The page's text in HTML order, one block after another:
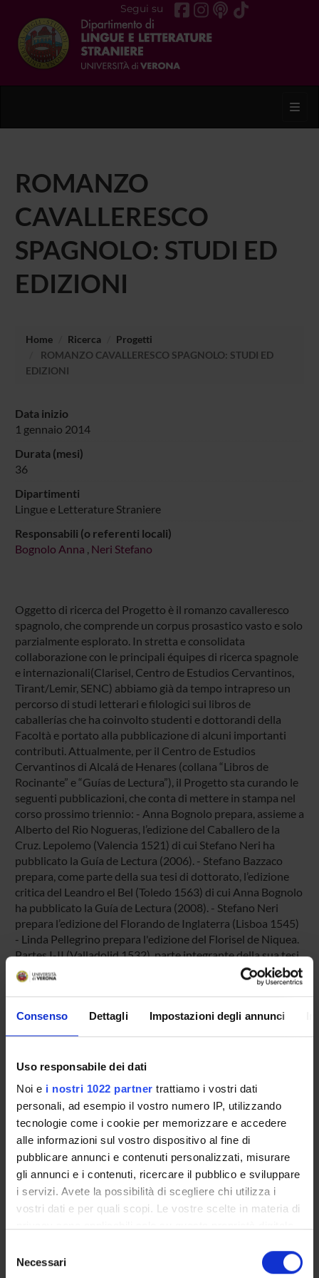
Consenso Dettagli Impostazioni degli annunci
Uso responsabile dei dati
Noi e i nostri 1022 partner trattiamo i vostri dati
personali, ad esempio il vostro numero IP, utilizzando
tecnologie come i cookie per memorizzare e accedere
alle informazioni sul vostro dispositivo al fine di
pubblicare annunci e contenuti personalizzati, misurare
gli annunci e i contenuti, ricercare il pubblico e sviluppare
i servizi. Avete la possibilità di scegliere chi utilizza i
vostri dati e per quali scopi. Le vostre scelte in materia di
modificare o revocare il proprio consenso in qualsiasi
delNecessari
Segui su
ROMANZO
CAVALLERESCO
SPAGNOLO: STUDI ED
EDIZIONI
Home Ricerca
Progetti
ROMANZO CAVALLERESCO SPAGNOLO: STUDI ED
EDIZIONI
Data inizio
1 gennaio 2014
Durata (mesi)
36
Dipartimenti
Lingue e Letterature Straniere
Responsabili (o referenti locali)
Bognolo Anna , Neri Stefano
Oggetto di ricerca del Progetto è il romanzo cavalleresco
spagnolo, che comprende un corpus prosastico vasto e solo
parzialmente esplorato. In stretta e consolidata
collaborazione con le principali équipes di ricerca spagnole
e internazionali(Clarisel, Centro de Estudios Cervantinos,
Tirant/Lemir, SENC) abbiamo già da tempo intrapreso un
percorso di studi letterari e filologici sui libros de
caballerías che ha coinvolto studenti e dottorandi della
Facoltà e portato alla pubblicazione di alcuni importanti
contributi. Attualmente, per il Centro de Estudios
Cervantinos di Alcalá de Henares (collana “Libros de
Rocinante” e “Guías de Lectura”), il Progetto sta curando le
seguenti pubblicazioni, che conta di mettere in stampa nel
corso prossimo triennio: - Anna Bognolo prepara, assieme a
Alberto del Rio Nogueras, l’edizione del Caballero de la
Cruz. Lepolemo (Valencia 1521) di cui Stefano Neri ha
pubblicato la Guía de Lectura (2006). - Stefano Bazzaco
prepara, come parte della sua tesi di dottorato, l’edizione
critica del Leandro el Bel (Toledo 1563) di cui Anna Bognolo
ha pubblicato la Guía de Lectura (2008). - Stefano Neri
prepara l’edizione del Florando de Inglaterra (Lisboa 1545)
- Linda Pellegrino prepara l'edizione del Florisel de Niquea.
Partes I-II (Valladolid 1532), parte integrante della sua tesi
di dottorato discussa nell'AA 2011/2012. Sono previste
missioni di ricerca e partecipazione a congressi specifici in
Italia e all'estero. Spese previste per missioni: Stefano Neri
Euro 3000
PARTECIPANTI AL PROGETTO
Stefano Bazzaco
Ricercatore a tempo determinato
Anna Bognolo
Stefano Neri
Professore associato
Linda Pellegrino